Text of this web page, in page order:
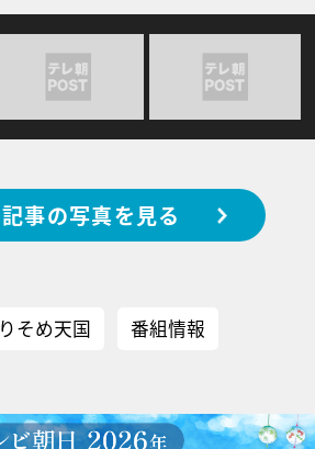
事の写真を見る
そめ天国 番組情報